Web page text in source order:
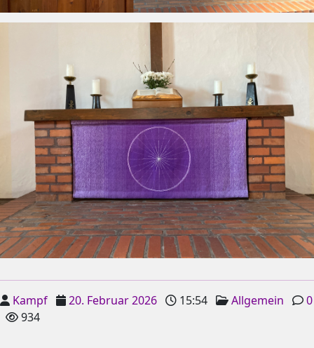
Kampf 20. Februar 2026 15:54 Allgemein
0
934